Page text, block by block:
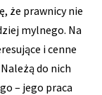
że prawnicy nie
mylnego. Na
i cenne
do nich
– jego praca